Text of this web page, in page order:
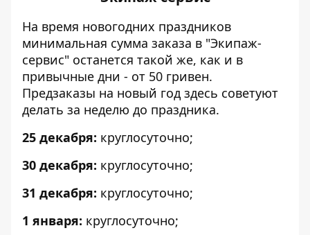
На время новогодних праздников
минимальная сумма заказа в "Экипаж-
сервис" останется такой же, как и в
привычные дни - от 50 гривен.
Предзаказы на новый год здесь советуют
делать за неделю до праздника.
25 декабря: круглосуточно;
30 декабря: круглосуточно;
31 декабря: круглосуточно;
1 января: круглосуточно;